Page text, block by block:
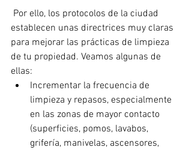
establecen unas directrices muy claras
para mejorar las prácticas de limpieza
de tu propiedad. Veamos algunas de
ellas:
Incrementar la frecuencia de
limpieza y repasos, especialmente
en las zonas de mayor contacto
(superficies, pomos, lavabos,
grifería, manivelas, ascensores,